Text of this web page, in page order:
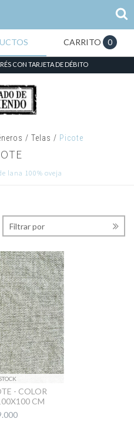
CARRITO 0
CON TARJETA DE DÉBITO
/ Telas / Picote
lana 100% oveja
Filtrar por
- COLOR
CM